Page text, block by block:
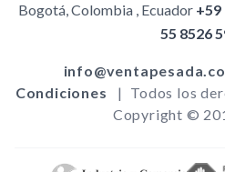
Garantía Bombas PARKER SERIE PGP620
Garantía Bombas PARKER SERIE PGP300
Garantía Bombas NACHI
Garantía Bombas KAWASAKI
Garantía Bombas KOMATSU
Garantía Bombas CATERPILLAR
Bogotá, Colombia , Ecuador +59
55 8526
Condiciones
|
Todos los
Copyright ©